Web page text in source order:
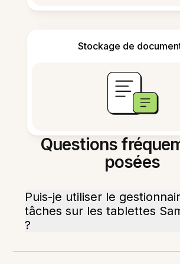
Stockage de
Questions
posées
Puis-je utiliser le
tâches sur les tablettes
?